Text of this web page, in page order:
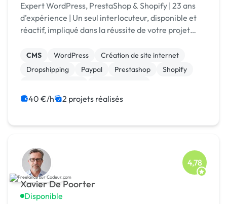
Expert WordPress, PrestaShop & Shopify | 23 ans
d’expérience | Un seul interlocuteur, disponible et
réactif, impliqué dans la réussite de votre projet
CMS WordPress
Création de site internet
Dropshipping
Paypal Prestashop
Shopify
Gestion site web
40 €/h 2 projets réalisés
Xavier De Poorter
Disponible
4,78